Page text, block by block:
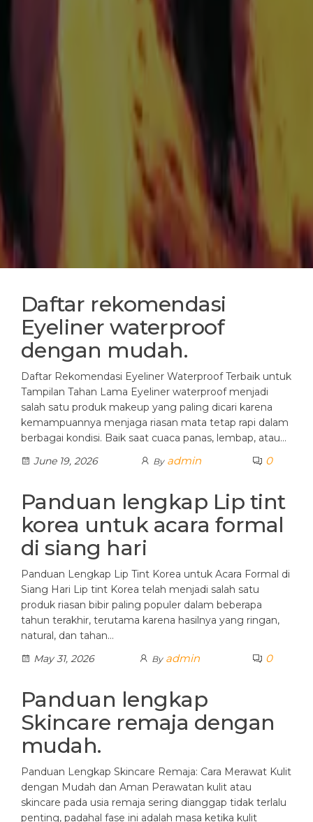
Daftar rekomendasi
Eyeliner waterproof
dengan mudah.
Daftar Rekomendasi Eyeliner Waterproof Terbaik untuk
Tampilan Tahan Lama Eyeliner waterproof menjadi
salah satu produk makeup yang paling dicari karena
kemampuannya menjaga riasan mata tetap rapi dalam
berbagai kondisi. Baik saat cuaca panas, lembap, atau…
June 19, 2026
By admin 0
Panduan lengkap Lip tint
korea untuk acara formal
di siang hari
Panduan Lengkap Lip Tint Korea untuk Acara Formal di
Siang Hari Lip tint Korea telah menjadi salah satu
produk riasan bibir paling populer dalam beberapa
tahun terakhir, terutama karena hasilnya yang ringan,
natural, dan tahan…
May 31, 2026
By admin 0
Panduan lengkap
Skincare remaja dengan
mudah.
Panduan Lengkap Skincare Remaja: Cara Merawat Kulit
dengan Mudah dan Aman Perawatan kulit atau
skincare pada usia remaja sering dianggap tidak terlalu
penting, padahal fase ini adalah masa ketika kulit